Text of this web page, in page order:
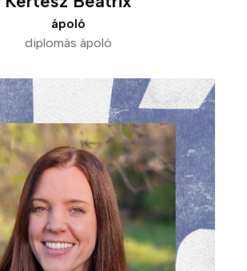
ápoló
diplomás ápoló